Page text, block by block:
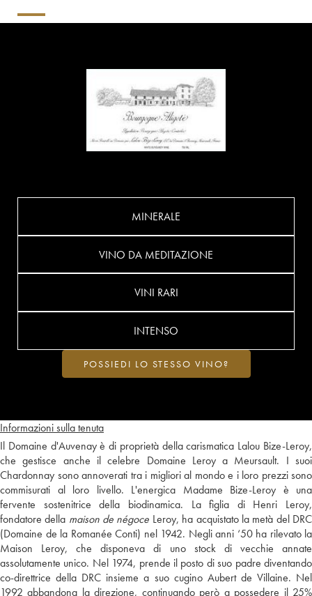
Informazioni sulla tenuta
Il Domaine d'Auvenay è di proprietà della carismatica Lalou Bize-Leroy,
che gestisce anche il celebre Domaine Leroy a Meursault. I suoi
Chardonnay sono annoverati tra i migliori al mondo e i loro prezzi sono
commisurati al loro livello. L'energica Madame Bize-Leroy è una
fervente sostenitrice della biodinamica. La figlia di Henri Leroy,
fondatore della maison de négoce Leroy, ha acquistato la metà del DRC
(Domaine de la Romanée Conti) nel 1942. Negli anni ‘50 ha rilevato la
Maison Leroy, che disponeva di uno stock di vecchie annate
assolutamente unico. Nel 1974, prende il posto di suo padre diventando
co-direttrice della DRC insieme a suo cugino Aubert de Villaine. Nel
1992 abbandona la direzione, continuando però a possedere il 25%
MINERALE
VINO DA MEDITAZIONE
VINI RARI
INTENSO
POSSIEDI LO STESSO VINO?